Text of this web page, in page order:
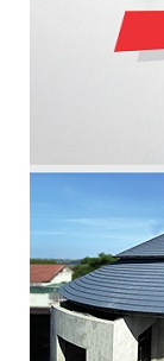
MÁI
GỖ
GỖ
VÁN